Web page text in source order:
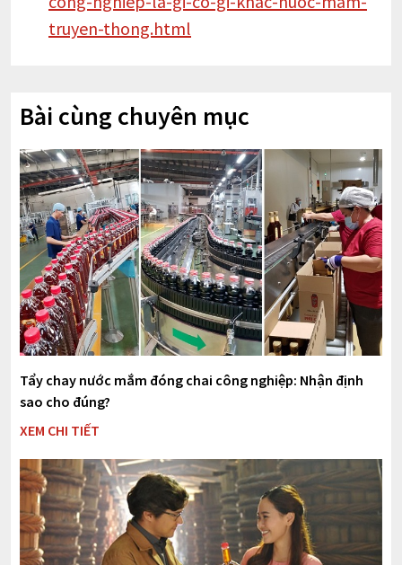
truyen-thong.html
Bài cùng chuyên mục
Tẩy chay nước mắm đóng chai công nghiệp: Nhận định
sao cho đúng?
XEM CHI TIẾT